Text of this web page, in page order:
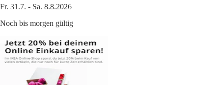
Fr. 31.7. - Sa. 8.8.2026
Noch bis morgen gültig